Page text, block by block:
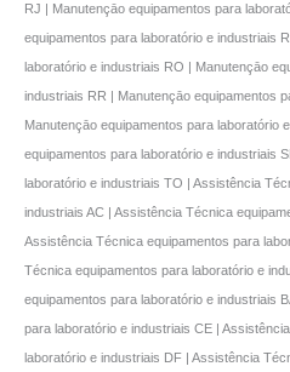
RJ | Manutençāo equipamentos para
equipamentos para laboratório e industriais
laboratório e industriais RO | Manutençāo
industriais RR | Manutençāo equipamentos
Manutençāo equipamentos para laboratório
equipamentos para laboratório e industriais
laboratório e industriais TO | Assistência
industriais AC | Assistência Técnica
Assistência Técnica equipamentos para
Técnica equipamentos para laboratório e
equipamentos para laboratório e industriais
para laboratório e industriais CE |
laboratório e industriais DF | Assistência